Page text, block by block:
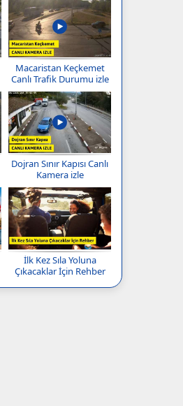
Macaristan Keçkemet
Canlı Trafik Durumu izle
Dojran Sınır Kapısı Canlı
Kamera izle
İlk Kez Sıla Yoluna
Çıkacaklar İçin Rehber